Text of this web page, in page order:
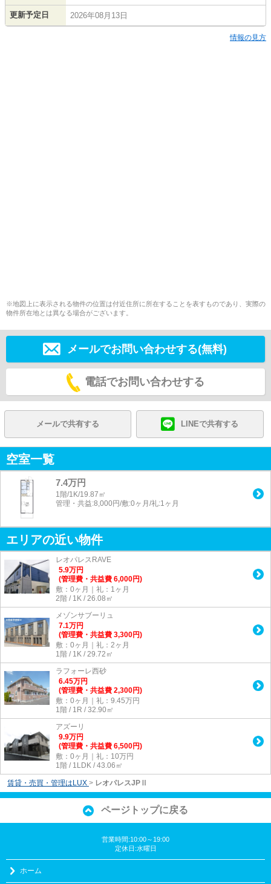
更新予定日 2026年08月13日
情報の見方
※地図上に表示される物件の位置は付近住所に所在することを表すものであり、実際の
物件所在地とは異なる場合がございます。
メールでお問い合わせする(無料)
電話でお問い合わせする
メールで共有する LINEで共有する
空室一覧
7.4万円
1階/1K/19.87㎡
管理・共益:8,000円/敷:0ヶ月/礼:1ヶ月
エリアの近い物件
レオパレスRAVE
5.9万円
(管理費・共益費 6,000円)
敷：0ヶ月｜礼：1ヶ月
2階 / 1K / 26.08㎡
メゾンサブーリュ
7.1万円
(管理費・共益費 3,300円)
敷：0ヶ月｜礼：2ヶ月
1階 / 1K / 29.72㎡
ラフォーレ西砂
6.45万円
(管理費・共益費 2,300円)
敷：0ヶ月｜礼：9.45万円
1階 / 1R / 32.90㎡
アズーリ
9.9万円
(管理費・共益費 6,500円)
敷：0ヶ月｜礼：10万円
1階 / 1LDK / 43.06㎡
賃貸・売買・管理はLUX > レオパレスJPⅡ
ページトップに戻る
営業時間:10:00～19:00
定休日:水曜日
ホーム